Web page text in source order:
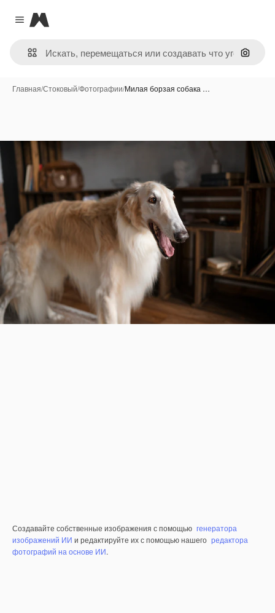
Close menu
Magnific
Поиск
Главная/Стоковый/Фотографии/Милая борзая собака …
Создавайте собственные изображения с помощью генератора
изображений ИИ и редактируйте их с помощью нашего редактора
фотографий на основе ИИ.